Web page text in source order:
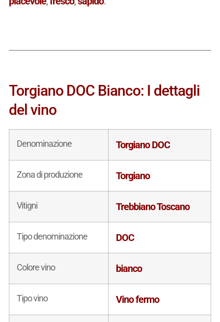
Torgiano DOC Bianco: I dettagli
del vino
Denominazione Torgiano DOC
Zona di produzione Torgiano
Vitigni Trebbiano Toscano
Tipo denominazione DOC
Colore vino bianco
Tipo vino Vino fermo